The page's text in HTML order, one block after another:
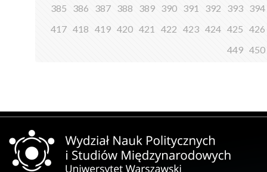
385
386 387 388 389 390 391 392 393 394
417 418 419 420 421 422 423 424 425 426
449 450